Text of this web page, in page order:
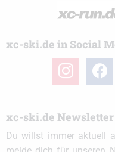
xc-ski.de in Social
instagram
xc-ski.de
Du willst immer aktuell